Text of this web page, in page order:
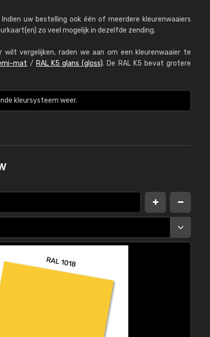
uw bestelling ook één of meerdere kleurenwaaiers
zo veel mogelijk in dezelfde zending.
vergelijken, raden we aan om een kleurenwaaier te
mat / RAL K5 glans (gloss). De RAL K5 bevat grotere
kleursysteem weer."Super snelle service en zeer betaalbaar!"